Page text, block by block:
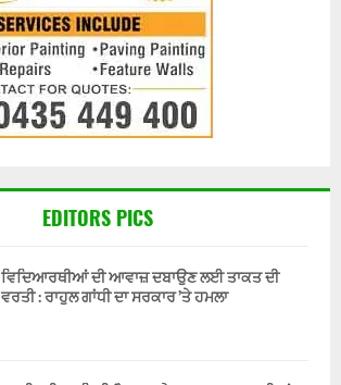
EDITORS PICS
ਵਿਦਿਆਰਥੀਆਂ ਦੀ ਆਵਾਜ਼ ਦਬਾਉਣ ਲਈ ਤਾਕਤ ਦੀ
ਵਰਤੀ : ਰਾਹੁਲ ਗਾਂਧੀ ਦਾ ਸਰਕਾਰ ’ਤੇ ਹਮਲਾ